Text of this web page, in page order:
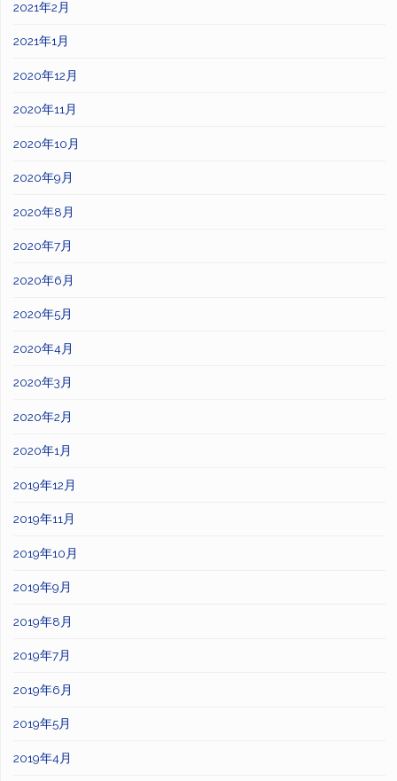
2021年2月
2021年1月
2020年12月
2020年11月
2020年10月
2020年9月
2020年8月
2020年7月
2020年6月
2020年5月
2020年4月
2020年3月
2020年2月
2020年1月
2019年12月
2019年11月
2019年10月
2019年9月
2019年8月
2019年7月
2019年6月
2019年5月
2019年4月